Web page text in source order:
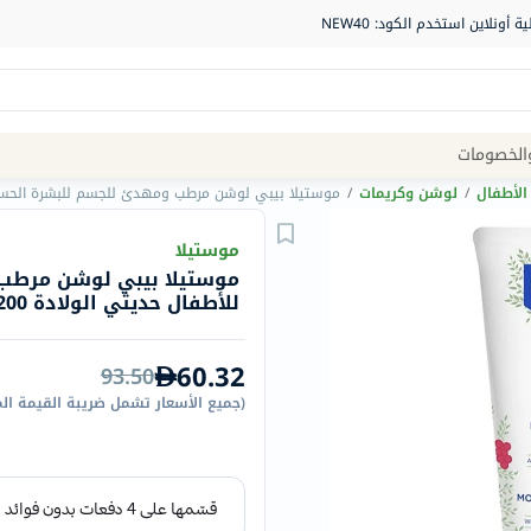
Navigation
الصيدلية
الماركات
Humantara
carroten
Roche
/ لوشن وكريمات / موستيلا بيبي لوشن مرطب ومهدئ للجسم للبشرة الحساسة
موستيلا
موستيلا بيبي لوشن
للأطفال حديثي الولادة 200 مل
60.32
93.50
(جميع الأسعار تشمل ضريبة القيمة